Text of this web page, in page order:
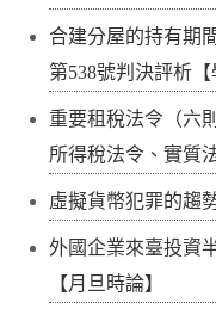
合建分屋的持有期
第538號判決評析【
重要租稅法令（六
所得稅法令、實質
虛擬貨幣犯罪的趨
外國企業來臺投資
【月旦時論】